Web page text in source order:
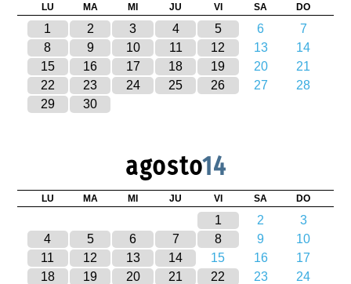
LU MA MI JU VI SA DO
1 2 3 4 5 6
7
8
9 10 11 12 13
14
15
16 17 18 19 20
21
22
23 24 25 26 27
28
29
30
agosto14
LU MA MI JU VI SA DO
1 2
3
4
5 6 7 8 9
10
11
12 13 14 15 16
17
18
19 20 21 22 23
24